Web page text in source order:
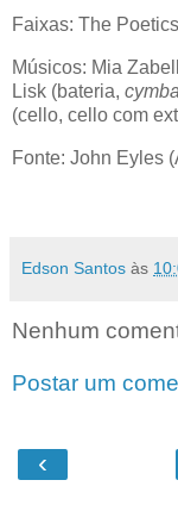
Faixas: The
Músicos: Mia
Lisk (bateria,
(cello, cello com
Fonte: John Eyles
Edson Santos às
Nenhum
Postar um
‹